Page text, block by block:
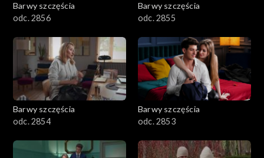
Barwy szczęścia
odc. 2856
Barwy szczęścia
odc. 2855
Barwy szczęścia
odc. 2854
Barwy szczęścia
odc. 2853